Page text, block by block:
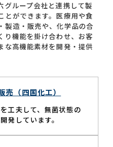
グループ会社と連携して製
とができます。医療用や食
製造・販売や、化学品の合
り機能を掛け合わせ、お客
な高機能素材を開発・提供
売（四国化工）
工夫して、無菌状態の
発しています。